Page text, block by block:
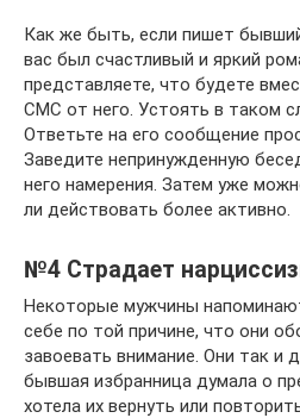
Как же быть, если пишет
вас был счастливый и яркий
представляете, что будете
СМС от него. Устоять в таком
Ответьте на его сообщение
Заведите непринужденную
него намерения. Затем уже
ли действовать более активно.
№4 Страдает
Некоторые мужчины
себе по той причине, что они
завоевать внимание. Они так и
бывшая избранница думала о
хотела их вернуть или